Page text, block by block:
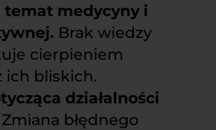
temat medycyny i
Brak wiedzy
cierpieniem
ich bliskich.
działalności
Zmiana błędnego